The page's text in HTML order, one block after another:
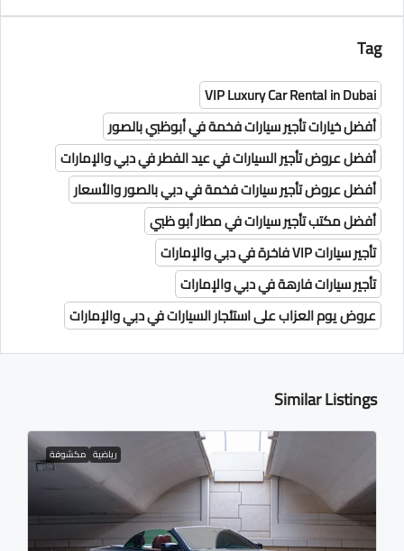
Tag
VIP Luxury Car Rental in Dubai
أفضل خيارات تأجير سيارات فخمة في أبوظبي بالصور
أفضل عروض تأجير السيارات في عيد الفطر في دبي والإمارات
أفضل عروض تأجير سيارات فخمة في دبي بالصور والأسعار
أفضل مكتب تأجير سيارات في مطار أبو ظبي
تأجير سيارات VIP فاخرة في دبي والإمارات
تأجير سيارات فارهة في دبي والإمارات
عروض يوم العزاب على استئجار السيارات في دبي والإمارات
Similar Listings
رياضية مكشوفة